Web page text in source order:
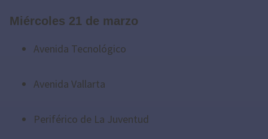
Miércoles 21 de marzo
Avenida Tecnológico
Avenida Vallarta
Periférico de La Juventud